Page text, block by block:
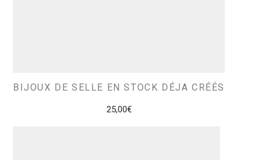
BIJOUX DE SELLE EN STOCK DÉJA CRÉÉS
25,00€